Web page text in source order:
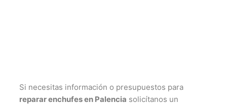
Si necesitas información o presupuestos para
reparar enchufes en Palencia solicítanos un